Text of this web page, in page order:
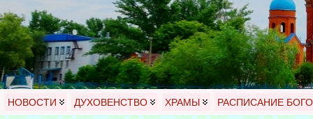
НОВОСТИ ДУХОВЕНСТВО ХРАМЫ РАСПИСАНИЕ